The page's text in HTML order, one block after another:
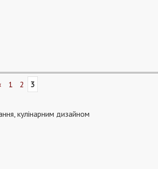
1 2 3
кулінарним дизайном